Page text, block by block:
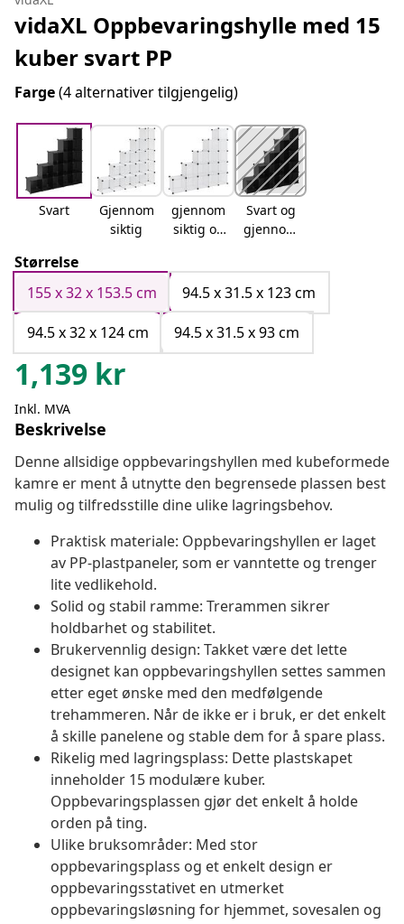
vidaXL Oppbevaringshylle med 15
kuber svart PP
Farge(4 alternativer tilgjengelig)
Svart
Gjennom
siktig
gjennom
siktig og
Svart og
gjennom
Størrelse
155 x 32 x 153.5 cm
94.5 x 31.5 x 123 cm
94.5 x 32 x 124 cm
94.5 x 31.5 x 93 cm
1,139 kr
Inkl. MVA
Beskrivelse
Denne allsidige oppbevaringshyllen med kubeformede
kamre er ment å utnytte den begrensede plassen best
mulig og tilfredsstille dine ulike lagringsbehov.
Praktisk materiale: Oppbevaringshyllen er laget
av PP-plastpaneler, som er vanntette og trenger
lite vedlikehold.
Solid og stabil ramme: Trerammen sikrer
holdbarhet og stabilitet.
Brukervennlig design: Takket være det lette
designet kan oppbevaringshyllen settes sammen
etter eget ønske med den medfølgende
trehammeren. Når de ikke er i bruk, er det enkelt
å skille panelene og stable dem for å spare plass.
Rikelig med lagringsplass: Dette plastskapet
inneholder 15 modulære kuber.
Oppbevaringsplassen gjør det enkelt å holde
orden på ting.
Ulike bruksområder: Med stor
oppbevaringsplass og et enkelt design er
oppbevaringsstativet en utmerket
oppbevaringsløsning for hjemmet, sovesalen og